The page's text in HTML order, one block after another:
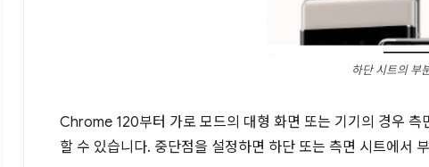
하단 시트의 부
Chrome 120부터 가로 모드의 대형 화면 또는 기기의 경우 측
할 수 있습니다. 중단점을 설정하면 하단 또는 측면 시트에서